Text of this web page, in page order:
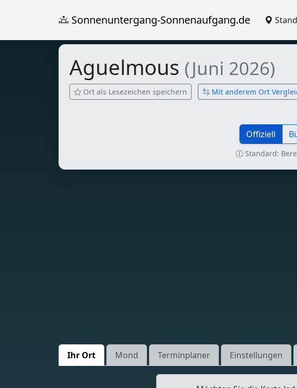
Sonnenuntergang-Sonnenaufgang.de
Aguelmous (Juni 2026)
Ort als Lesezeichen speichern Mit anderem Ort
Offiziell
Standard:
Ihr Ort Mond Terminplaner Einstellungen